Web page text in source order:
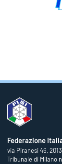
Federazione
via Piranesi 46,
Tribunale di Milano